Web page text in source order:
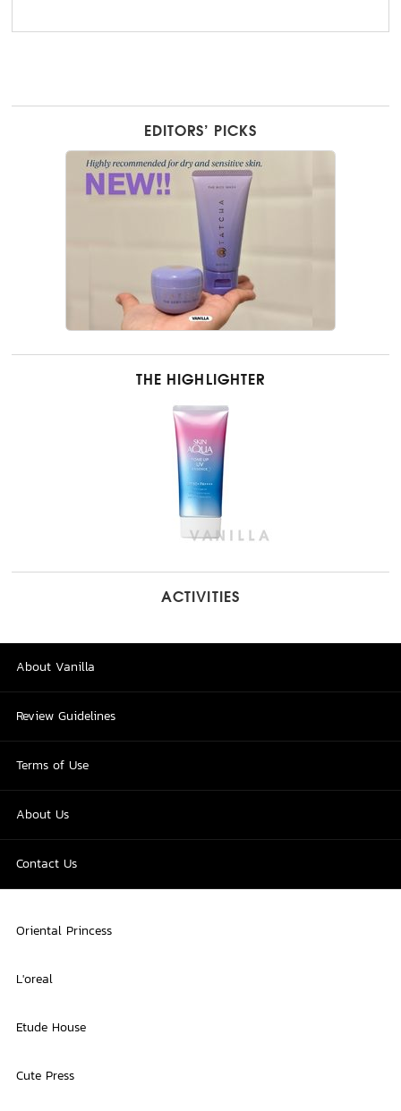
EDITORS’ PICKS
THE HIGHLIGHTER
ACTIVITIES
About Vanilla
Review Guidelines
Terms of Use
About Us
Contact Us
Oriental Princess
L'oreal
Etude House
Cute Press